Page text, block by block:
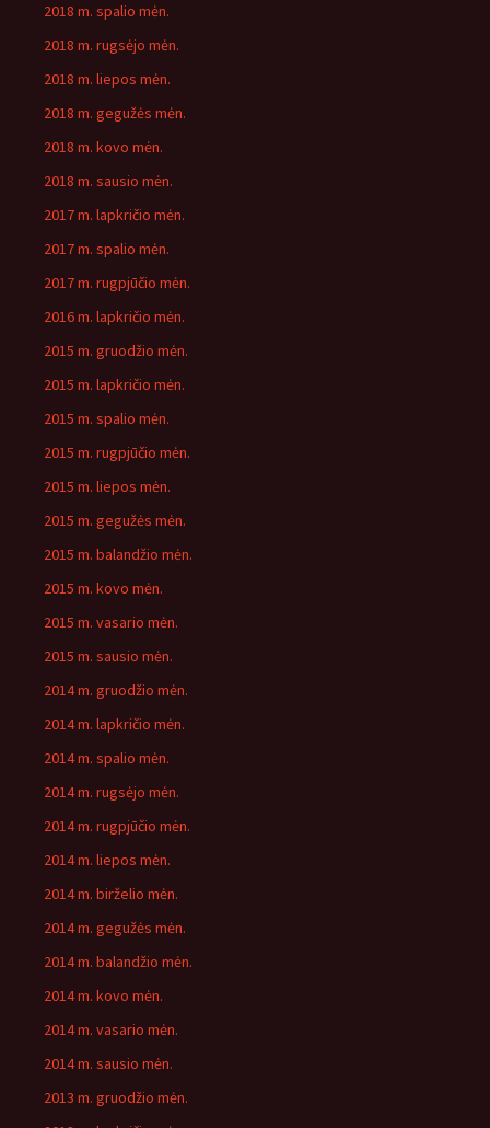
2018 m. spalio mėn.
2018 m. rugsėjo mėn.
2018 m. liepos mėn.
2018 m. gegužės mėn.
2018 m. kovo mėn.
2018 m. sausio mėn.
2017 m. lapkričio mėn.
2017 m. spalio mėn.
2017 m. rugpjūčio mėn.
2016 m. lapkričio mėn.
2015 m. gruodžio mėn.
2015 m. lapkričio mėn.
2015 m. spalio mėn.
2015 m. rugpjūčio mėn.
2015 m. liepos mėn.
2015 m. gegužės mėn.
2015 m. balandžio mėn.
2015 m. kovo mėn.
2015 m. vasario mėn.
2015 m. sausio mėn.
2014 m. gruodžio mėn.
2014 m. lapkričio mėn.
2014 m. spalio mėn.
2014 m. rugsėjo mėn.
2014 m. rugpjūčio mėn.
2014 m. liepos mėn.
2014 m. birželio mėn.
2014 m. gegužės mėn.
2014 m. balandžio mėn.
2014 m. kovo mėn.
2014 m. vasario mėn.
2014 m. sausio mėn.
2013 m. gruodžio mėn.